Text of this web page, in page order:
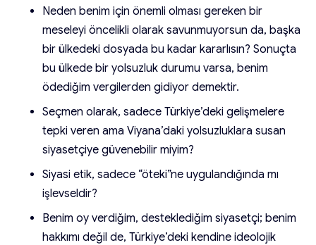
Neden benim için önemli olması gereken bir
meseleyi öncelikli olarak savunmuyorsun da, başka
bir ülkedeki dosyada bu kadar kararlısın? Sonuçta
bu ülkede bir yolsuzluk durumu varsa, benim
ödediğim vergilerden gidiyor demektir.
Seçmen olarak, sadece Türkiye’deki gelişmelere
tepki veren ama Viyana’daki yolsuzluklara susan
siyasetçiye güvenebilir miyim?
Siyasi etik, sadece “öteki”ne uygulandığında mı
işlevseldir?
Benim oy verdiğim, desteklediğim siyasetçi; benim
hakkımı değil de, Türkiye’deki kendine ideolojik